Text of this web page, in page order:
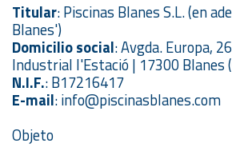
Titular: Piscinas Blanes S.L. (en
Blanes')
Domicilio social: Avgda. Europa,
Industrial l'Estació | 17300 Blanes
N.I.F.: B17216417
E-mail: info@piscinasblanes.com
Objeto